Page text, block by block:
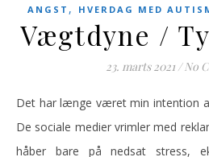
ANGST , HVERDAG MED
Vægtdyne /
23. marts 2021 / No
Det har længe været min intention at få testet en tyngdedyne.
De sociale medier vrimler med
håber bare på nedsat stress,